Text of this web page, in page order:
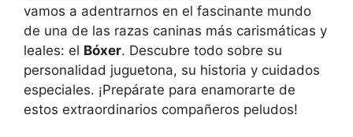
vamos a adentrarnos en el fascinante mundo
de una de las razas caninas más carismáticas y
leales: el Bóxer. Descubre todo sobre su
personalidad juguetona, su historia y cuidados
especiales. ¡Prepárate para enamorarte de
estos extraordinarios compañeros peludos!